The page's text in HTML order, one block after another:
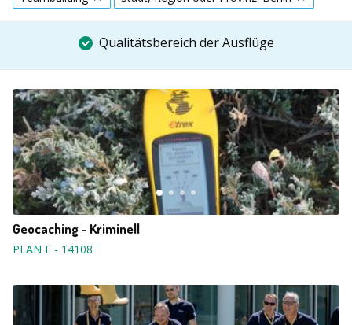
Qualitätsbereich der Ausflüge
Geocaching - Kriminell
PLAN E - 14108